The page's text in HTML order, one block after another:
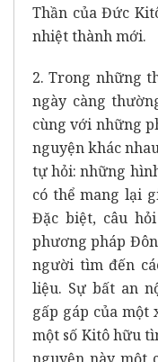
Thần của Đức
nhiệt thành mới.
2. Trong những
ngày càng
cùng với những
nguyện khác
tự hỏi: những
có thể mang lại
Đặc biệt, câu
phương pháp
người tìm đến
liệu. Sự bất an
gấp gáp của một
một số Kitô hữu
nguyện này một